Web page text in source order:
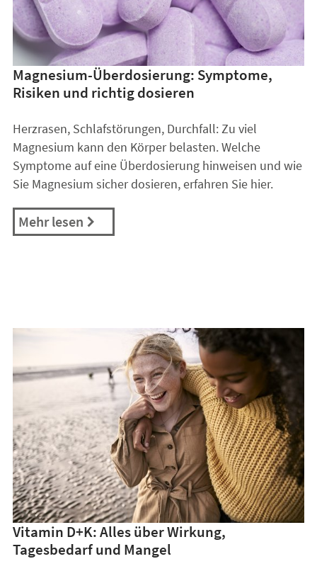
Magnesium-Überdosierung: Symptome,
Risiken und richtig dosieren
Herzrasen, Schlafstörungen, Durchfall: Zu viel
Magnesium kann den Körper belasten. Welche
Symptome auf eine Überdosierung hinweisen und wie
Sie Magnesium sicher dosieren, erfahren Sie hier.
Mehr lesen
Vitamin D+K: Alles über Wirkung,
Tagesbedarf und Mangel